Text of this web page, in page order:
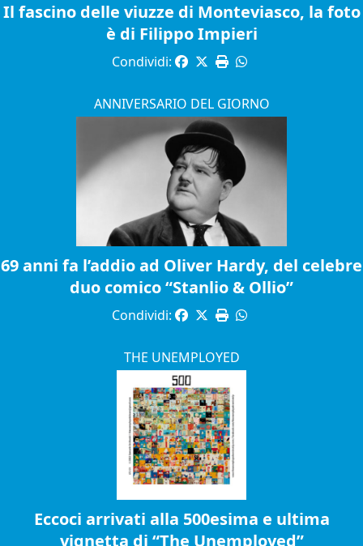
Il fascino delle viuzze di Monteviasco, la foto
è di Filippo Impieri
Condividi:
ANNIVERSARIO DEL GIORNO
69 anni fa l’addio ad Oliver Hardy, del celebre
duo comico “Stanlio & Ollio”
Condividi:
THE UNEMPLOYED
Eccoci arrivati alla 500esima e ultima
vignetta di “The Unemployed”